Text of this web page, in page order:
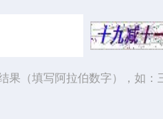
果（填写阿拉伯数字），如：